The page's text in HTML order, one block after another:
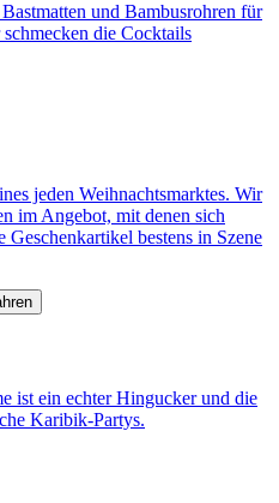
und Bambusrohren für
die Cocktails
jeden Weihnachtsmarktes. Wir
im Angebot, mit denen sich
bestens in Szene
ist ein echter Hingucker und die
Karibik-Partys.